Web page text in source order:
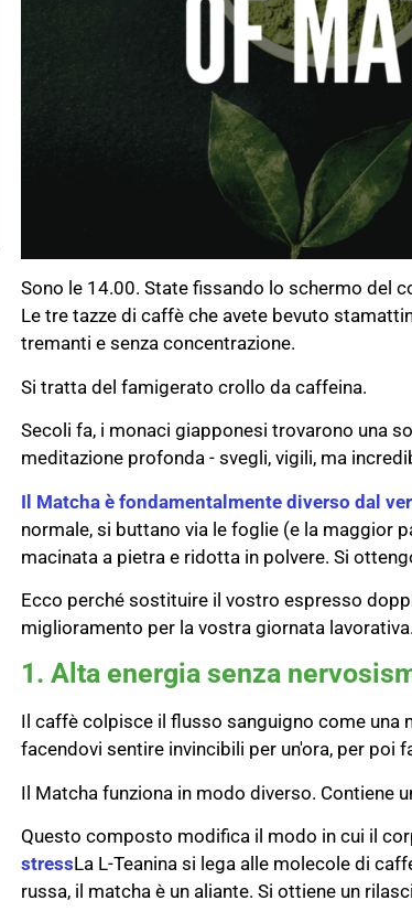
Sono le 14.00. State fissando lo schermo del
Le tre tazze di caffè che avete bevuto
tremanti e senza concentrazione.
Si tratta del famigerato crollo da caffeina.
Secoli fa, i monaci giapponesi trovarono una
meditazione profonda - svegli, vigili, ma
Il Matcha è fondamentalmente diverso dal
normale, si buttano via le foglie (e la maggior
macinata a pietra e ridotta in polvere. Si
Ecco perché sostituire il vostro espresso
miglioramento per la vostra giornata lavorativa.
1. Alta energia senza
Il caffè colpisce il flusso sanguigno come una
facendovi sentire invincibili per un'ora, per poi
Il Matcha funziona in modo diverso. Contiene
Questo composto modifica il modo in cui il
stressLa L-Teanina si lega alle molecole di
russa, il matcha è un aliante. Si ottiene un